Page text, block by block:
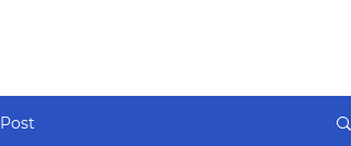
Post